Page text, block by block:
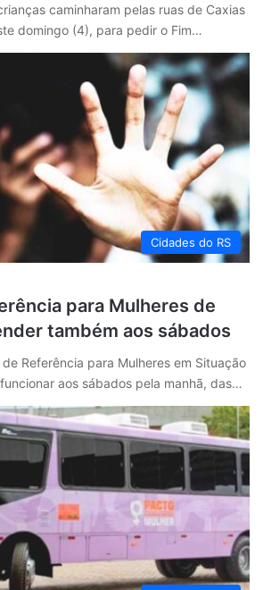
caminharam pelas ruas de Caxias
domingo (4), para pedir o Fim…
Cidades do RS
para Mulheres de
também aos sábados
Referência para Mulheres em Situação
aos sábados pela manhã, das…